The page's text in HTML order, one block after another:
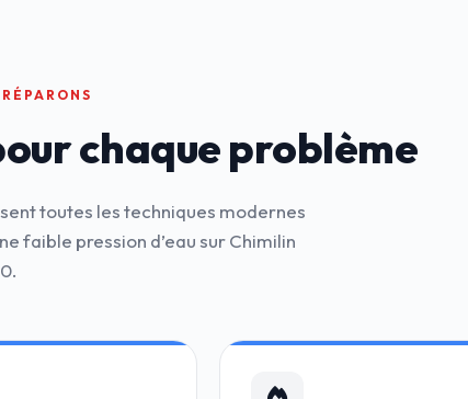
chaque problème
toutes les techniques modernes
faible pression d’eau sur Chimilin